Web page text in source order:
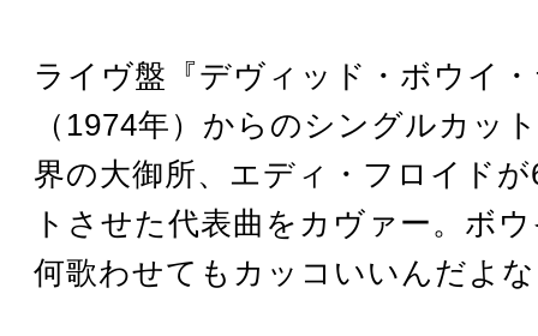
ライヴ盤『デヴィッド・ボウイ
（1974年）からのシングルカッ
界の大御所、エディ・フロイド
トさせた代表曲をカヴァー。ボ
何歌わせてもカッコいいんだよ